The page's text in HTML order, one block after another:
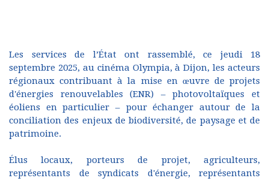
Les services de l’État ont rassemblé, ce jeudi 18
septembre 2025, au cinéma Olympia, à Dijon, les acteurs
régionaux contribuant à la mise en œuvre de projets
d'énergies renouvelables (ENR) – photovoltaïques et
éoliens en particulier – pour échanger autour de la
conciliation des enjeux de biodiversité, de paysage et de
patrimoine.
Élus locaux, porteurs de projet, agriculteurs,
représentants de syndicats d'énergie, représentants